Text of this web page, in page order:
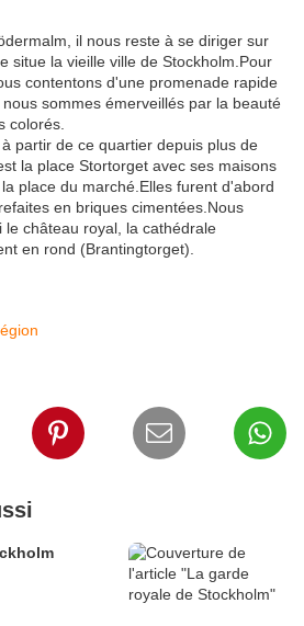
il nous reste à se diriger sur
situe la vieille ville de Stockholm.Pour
contentons d'une promenade rapide
sommes émerveillés par la beauté
colorés.
partir de ce quartier depuis plus de
la place Stortorget avec ses maisons
place du marché.Elles furent d'abord
en briques cimentées.Nous
le château royal, la cathédrale
en rond (Brantingtorget).